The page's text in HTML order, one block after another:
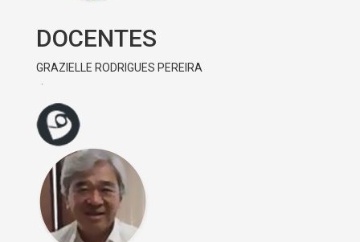
DOCENTES
GRAZIELLE RODRIGUES PEREIRA